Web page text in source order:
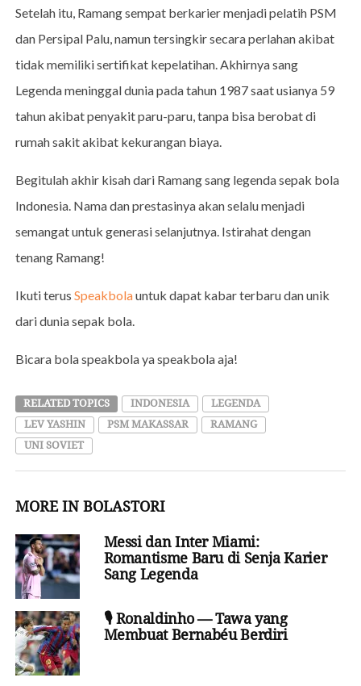
Setelah itu, Ramang sempat berkarier menjadi pelatih PSM
dan Persipal Palu, namun tersingkir secara perlahan akibat
tidak memiliki sertifikat kepelatihan. Akhirnya sang
Legenda meninggal dunia pada tahun 1987 saat usianya 59
tahun akibat penyakit paru-paru, tanpa bisa berobat di
rumah sakit akibat kekurangan biaya.
Begitulah akhir kisah dari Ramang sang legenda sepak bola
Indonesia. Nama dan prestasinya akan selalu menjadi
semangat untuk generasi selanjutnya. Istirahat dengan
tenang Ramang!
Ikuti terus Speakbolauntuk dapat kabar terbaru dan unik
dari dunia sepak bola.
Bicara bola speakbola ya speakbola aja!
RELATED TOPICS INDONESIA
LEGENDA
LEV YASHIN
PSM MAKASSAR
RAMANG
UNI SOVIET
MORE IN BOLASTORI
Messi dan Inter Miami:
Romantisme Baru di Senja Karier
Sang Legenda
🎙️ Ronaldinho — Tawa yang
Membuat Bernabéu Berdiri